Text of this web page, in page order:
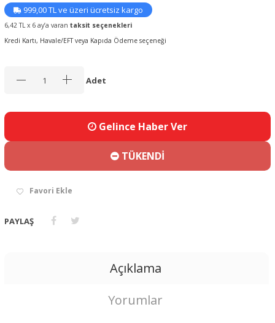
999,00 TL ve üzeri ücretsiz kargo
6,42 TL x 6 ay’a varan taksit seçenekleri
Kredi Kartı, Havale/EFT veya Kapıda Ödeme seçeneği
Adet
Gelince Haber Ver
TÜKENDİ
Favori Ekle
PAYLAŞ
Açıklama
Yorumlar